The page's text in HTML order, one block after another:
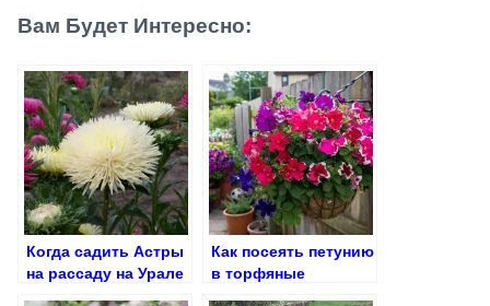
Вам Будет Интересно:
Когда садить Астры
на рассаду на Урале
Как посеять петунию
в торфяные